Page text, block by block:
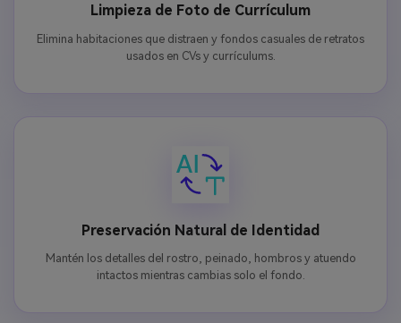
Limpieza de Foto de Currículum
Elimina habitaciones que distraen y fondos casuales de retratos
usados en CVs y currículums.
Preservación Natural de Identidad
Mantén los detalles del rostro, peinado, hombros y atuendo
intactos mientras cambias solo el fondo.